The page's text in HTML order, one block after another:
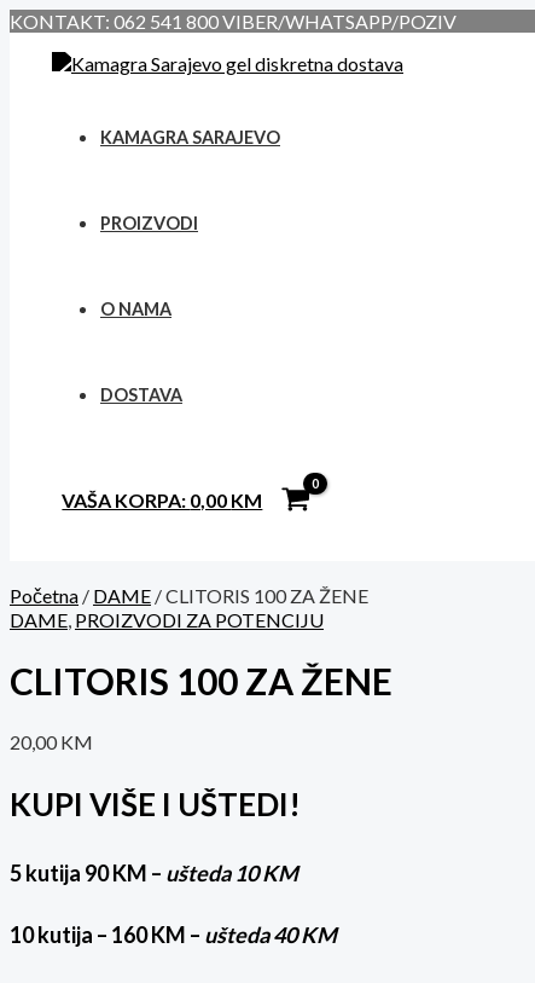
KONTAKT: 062 541 800 VIBER/WHATSAPP/POZIV
Skip
to
content
KAMAGRA SARAJEVO
PROIZVODI
O NAMA
DOSTAVA
VAŠA KORPA: 0,00 KM
Početna / DAME / CLITORIS 100 ZA ŽENE
DAME, PROIZVODI ZA POTENCIJU
CLITORIS 100 ZA ŽENE
20,00KM
KUPI VIŠE I UŠTEDI!
5 kutija 90 KM – ušteda 10 KM
10 kutija – 160 KM – ušteda 40 KM